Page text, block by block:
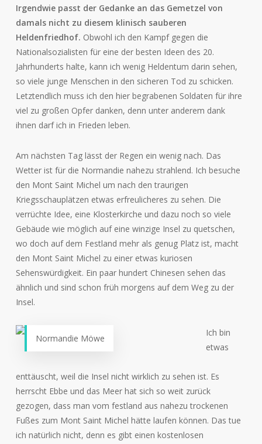
Irgendwie passt der Gedanke an das Gemetzel von
damals nicht zu diesem klinisch sauberen
Heldenfriedhof. Obwohl ich den Kampf gegen die
Nationalsozialisten für eine der besten Ideen des 20.
Jahrhunderts halte, kann ich wenig Heldentum darin sehen,
so viele junge Menschen in den sicheren Tod zu schicken.
Letztendlich muss ich den hier begrabenen Soldaten für ihre
viel zu großen Opfer danken, denn unter anderem dank
ihnen darf ich in Frieden leben.
Am nächsten Tag lässt der Regen ein wenig nach. Das
Wetter ist für die Normandie nahezu strahlend. Ich besuche
den Mont Saint Michel um nach den traurigen
Kriegsschauplätzen etwas erfreulicheres zu sehen. Die
verrüchte Idee, eine Klosterkirche und dazu noch so viele
Gebäude wie möglich auf eine winzige Insel zu quetschen,
wo doch auf dem Festland mehr als genug Platz ist, macht
den Mont Saint Michel zu einer etwas kuriosen
Sehenswürdigkeit. Ein paar hundert Chinesen sehen das
ähnlich und sind schon früh morgens auf dem Weg zu der
Insel.
Normandie Möwe
Ich bin
etwas
enttäuscht, weil die Insel nicht wirklich zu sehen ist. Es
herrscht Ebbe und das Meer hat sich so weit zurück
gezogen, dass man vom festland aus nahezu trockenen
Fußes zum Mont Saint Michel hätte laufen können. Das tue
ich natürlich nicht, denn es gibt einen kostenlosen